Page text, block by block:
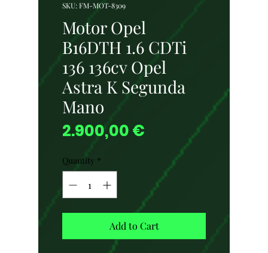
SKU: FM-MOT-8309
Motor Opel
B16DTH 1.6 CDTi
136 136cv Opel
Astra K Segunda
Mano
2.900,00 €
Quantity *
Add to Cart